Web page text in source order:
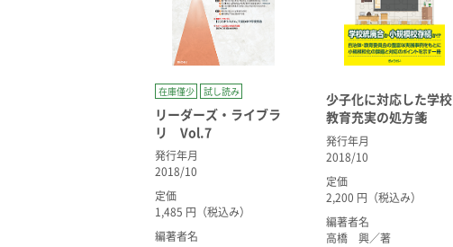
在庫僅少 試し読み
リーダーズ・ライブラ
リ Vol.7
発行年月
2018/10
定価
1,485 円（税込み）
編著者名
少子化に対応した学校
教育充実の処方箋
発行年月
2018/10
定価
2,200 円（税込み）
編著者名
高橋 興／著